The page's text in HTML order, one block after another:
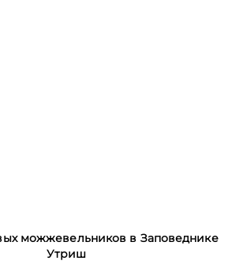
можжевельников в Заповеднике
Утриш